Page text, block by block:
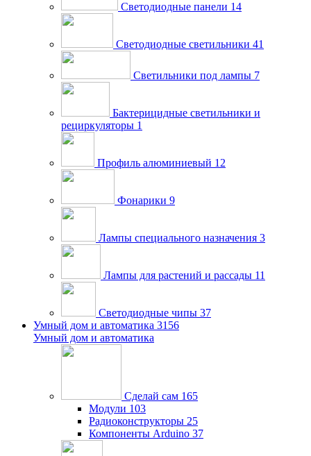
Светодиодные панели 14
Светодиодные светильники 41
Светильники под лампы 7
Бактерицидные светильники и
рециркуляторы 1
Профиль алюминиевый 12
Фонарики 9
Лампы специального назначения 3
Лампы для растений и рассады 11
Светодиодные чипы 37
Умный дом и автоматика 3156
Умный дом и автоматика
Сделай сам 165
Модули 103
Радиоконструкторы 25
Компоненты Arduino 37